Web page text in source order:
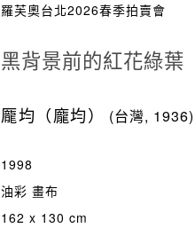
羅芙奧台北2026春季拍賣會
黑背景前的紅花綠葉
龎均（龐均） (台灣, 1936)
1998
油彩 畫布
162 x 130 cm